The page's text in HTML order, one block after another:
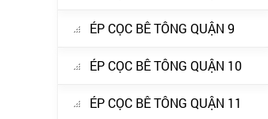
ÉP CỌC BÊ TÔNG QUẬN 9
ÉP CỌC BÊ TÔNG QUẬN 10
ÉP CỌC BÊ TÔNG QUẬN 11